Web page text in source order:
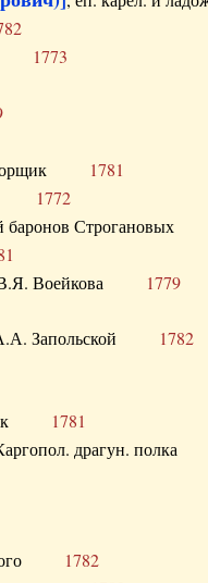
1773
1781
1772
баронов Строгановых
В.Я. Воейкова 1779
А.А. Запольской 1782
1781
Каргопол. драгун. полка
1782